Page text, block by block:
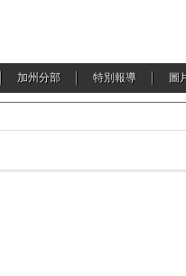
加州分部 特別報導 圖